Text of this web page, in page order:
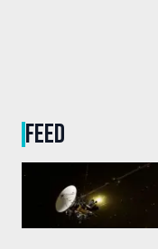
FEED